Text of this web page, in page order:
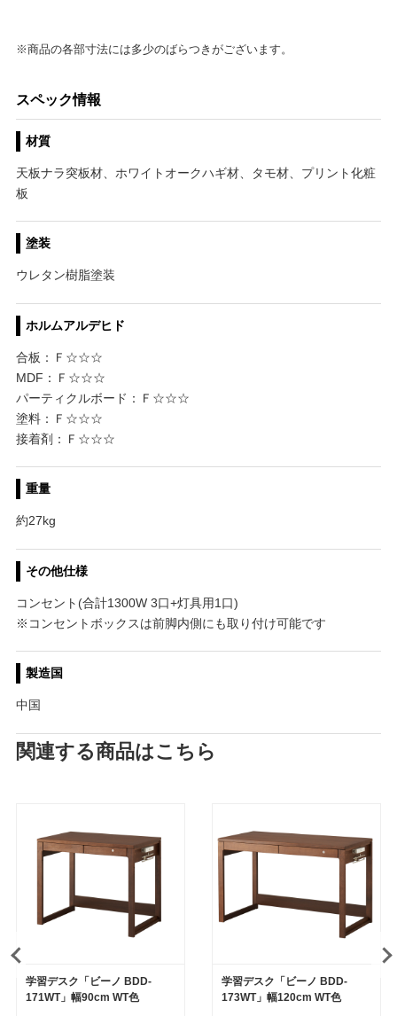
※商品の各部寸法には多少のばらつきがございます。
スペック情報
材質
天板ナラ突板材、ホワイトオークハギ材、タモ材、プリント化粧
板
塗装
ウレタン樹脂塗装
ホルムアルデヒド
合板：Ｆ☆☆☆
MDF：Ｆ☆☆☆
パーティクルボード：Ｆ☆☆☆
塗料：Ｆ☆☆☆
接着剤：Ｆ☆☆☆
重量
約27kg
その他仕様
コンセント(合計1300W 3口+灯具用1口)
※コンセントボックスは前脚内側にも取り付け可能です
製造国
中国
関連する商品はこちら
学習デスク「ビーノ BDD-
171WT」幅90cm WT色
学習デスク「ビーノ BDD-
173WT」幅120cm WT色